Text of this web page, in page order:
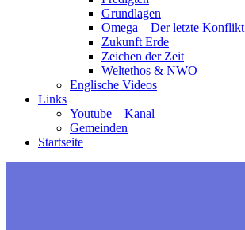
Grundlagen
Omega – Der letzte Konflikt
Zukunft Erde
Zeichen der Zeit
Weltethos & NWO
Englische Videos
Links
Youtube – Kanal
Gemeinden
Startseite